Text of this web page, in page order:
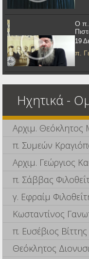
Ο π.
19
π.
Ηχητικά -
Αρχιμ. Θεόκλητος
π. Συμεών
Αρχιμ. Γεώργιος
π. Σάββας
γ. Εφραίμ
Κωσταντίνος
π. Ευσέβιος Βίττης
Θεόκλητος